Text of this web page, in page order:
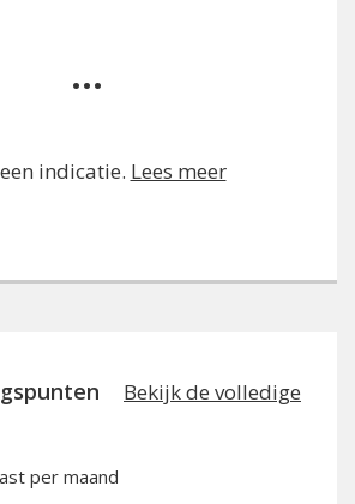
...
indicatie. Lees meer
Bekijk de volledige
per maand